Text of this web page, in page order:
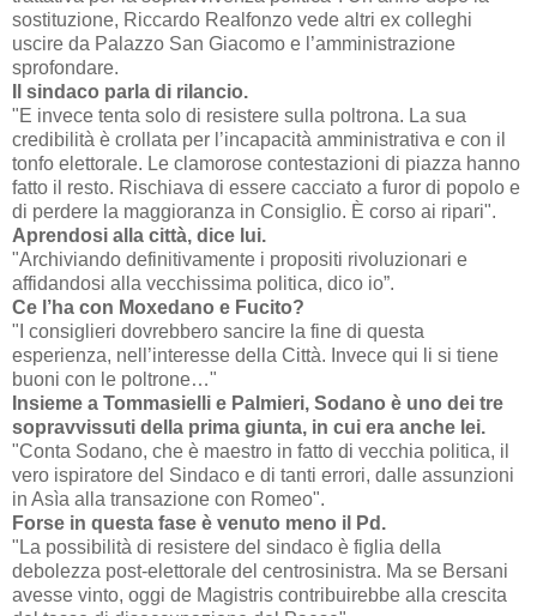
sostituzione, Riccardo Realfonzo vede altri ex colleghi
uscire da Palazzo San Giacomo e l’amministrazione
sprofondare.
Il sindaco parla di rilancio.
"E invece tenta solo di resistere sulla poltrona. La sua
credibilità è crollata per l’incapacità amministrativa e con il
tonfo elettorale. Le clamorose contestazioni di piazza hanno
fatto il resto. Rischiava di essere cacciato a furor di popolo e
di perdere la maggioranza in Consiglio. È corso ai ripari".
Aprendosi alla città, dice lui.
"Archiviando definitivamente i propositi rivoluzionari e
affidandosi alla vecchissima politica, dico io”.
Ce l’ha con Moxedano e Fucito?
"I consiglieri dovrebbero sancire la fine di questa
esperienza, nell’interesse della Città. Invece qui li si tiene
buoni con le poltrone…"
Insieme a Tommasielli e Palmieri, Sodano è uno dei tre
sopravvissuti della prima giunta, in cui era anche lei.
"Conta Sodano, che è maestro in fatto di vecchia politica, il
vero ispiratore del Sindaco e di tanti errori, dalle assunzioni
in Asìa alla transazione con Romeo".
Forse in questa fase è venuto meno il Pd.
"La possibilità di resistere del sindaco è figlia della
debolezza post-elettorale del centrosinistra. Ma se Bersani
avesse vinto, oggi de Magistris contribuirebbe alla crescita